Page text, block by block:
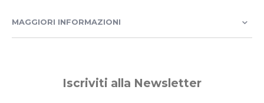
MAGGIORI INFORMAZIONI
Iscriviti alla Newsletter